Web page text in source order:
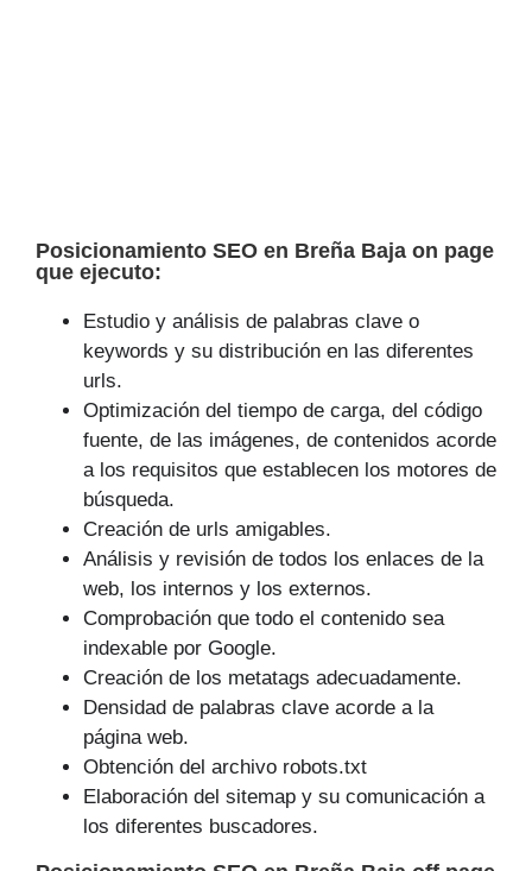
Posicionamiento SEO en Breña Baja on page
que ejecuto:
Estudio y análisis de palabras clave o
keywords y su distribución en las diferentes
urls.
Optimización del tiempo de carga, del código
fuente, de las imágenes, de contenidos acorde
a los requisitos que establecen los motores de
búsqueda.
Creación de urls amigables.
Análisis y revisión de todos los enlaces de la
web, los internos y los externos.
Comprobación que todo el contenido sea
indexable por Google.
Creación de los metatags adecuadamente.
Densidad de palabras clave acorde a la
página web.
Obtención del archivo robots.txt
Elaboración del sitemap y su comunicación a
los diferentes buscadores.